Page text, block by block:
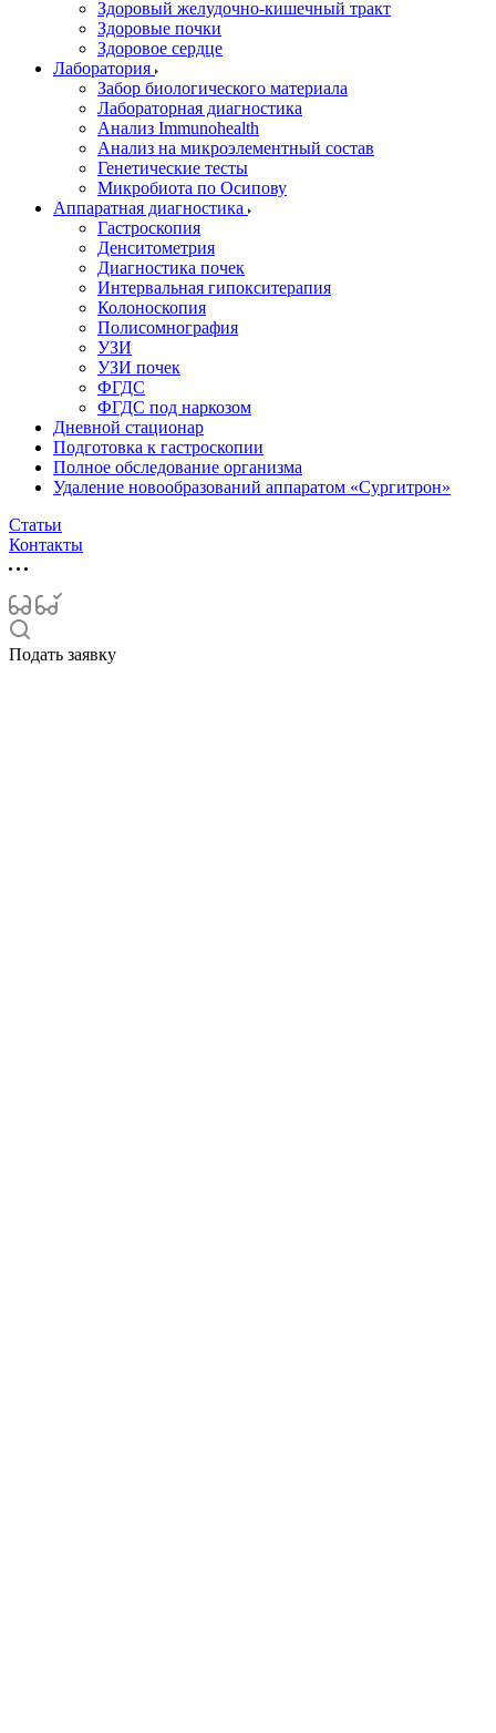
Здоровый желудочно-кишечный тракт
Здоровые почки
Здоровое сердце
Лаборатория
Забор биологического материала
Лабораторная диагностика
Анализ Immunohealth
Анализ на микроэлементный состав
Генетические тесты
Микробиота по Осипову
Аппаратная диагностика
Гастроскопия
Денситометрия
Диагностика почек
Интервальная гипокситерапия
Колоноскопия
Полисомнография
УЗИ
УЗИ почек
ФГДС
ФГДС под наркозом
Дневной стационар
Подготовка к гастроскопии
Полное обследование организма
Удаление новообразований аппаратом «Сургитрон»‎
Статьи
Контакты
Подать заявку